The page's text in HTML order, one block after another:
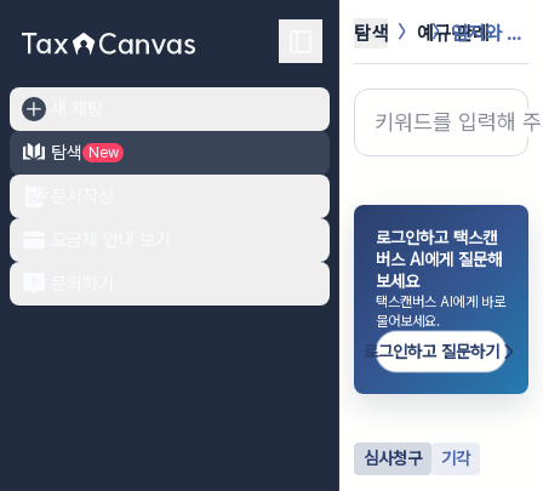
탐색
New
탐색 예규·판례 임지와 임목의 구분 없이 임야를 일괄...
로그인하고 택스캔
버스 AI에게 질문해
보세요
택스캔버스 AI에게 바로
물어보세요.
로그인하고 질문하기
심사청구 기각